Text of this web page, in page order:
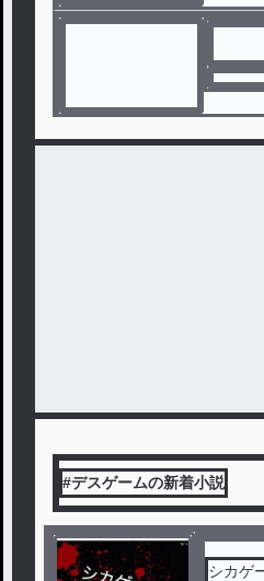
#デスゲームの新着小説
シカゲ